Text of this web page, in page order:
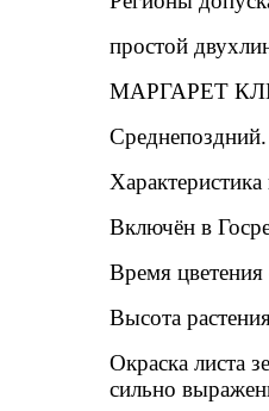
простой
МАРГАРЕТ КЛП
Среднепоздний.
Включён в
Время цветения
Высота
Окраска листа
сильно